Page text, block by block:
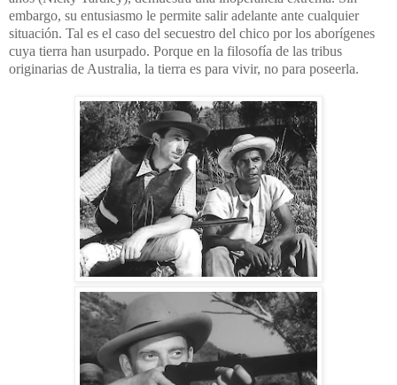
embargo, su entusiasmo le permite salir adelante ante cualquier
situación. Tal es el caso del secuestro del chico por los aborígenes
cuya tierra han usurpado. Porque en la filosofía de las tribus
originarias de Australia, la tierra es para vivir, no para poseerla.